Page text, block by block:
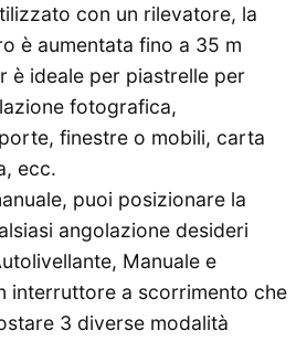
con un rilevatore, la
è aumentata fino a 35 m
è ideale per piastrelle per
fotografica,
finestre o mobili, carta
ecc.
puoi posizionare la
angolazione desideri
Manuale e
interruttore a scorrimento che
3 diverse modalità